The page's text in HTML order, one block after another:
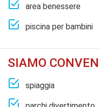
area benessere
piscina per bambini
SIAMO
spiaggia